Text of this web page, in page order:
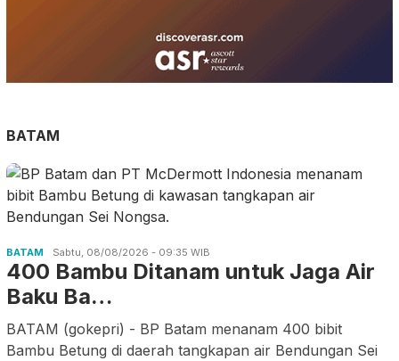
BATAM
BATAM Sabtu, 08/08/2026 - 09:35 WIB
400 Bambu Ditanam untuk Jaga Air
Baku Ba…
BATAM (gokepri) - BP Batam menanam 400 bibit
Bambu Betung di daerah tangkapan air Bendungan Sei